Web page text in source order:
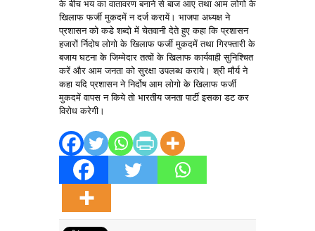
के बीच भय का वातावरण बनाने से बाज आए तथा आम लोगो के
खिलाफ फर्जी मुकदमें न दर्ज करायें। भाजपा अध्यक्ष ने
प्रशासन को कडे शब्दो में चेतवानी देते हुए कहा कि प्रशासन
हजारों र्निदोष लोगो के खिलाफ फर्जी मुकदमें तथा गिरफ्तारी के
बजाय घटना के जिम्मेदार तत्वों के खिलाफ कार्यवाही सुनिश्चित
करें और आम जनता को सुरक्षा उपलब्ध कराये। श्री मौर्य ने
कहा यदि प्रशासन ने निर्दोष आम लोगो के खिलाफ फर्जी
मुकदमें वापस न किये तो भारतीय जनता पार्टी इसका डट कर
विरोध करेगी।